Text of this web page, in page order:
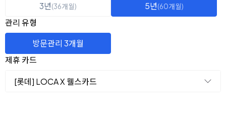
3년(36개월) 5년(60개월)
관리 유형
방문관리 3개월
제휴 카드
[롯데] LOCA X 웰스카드